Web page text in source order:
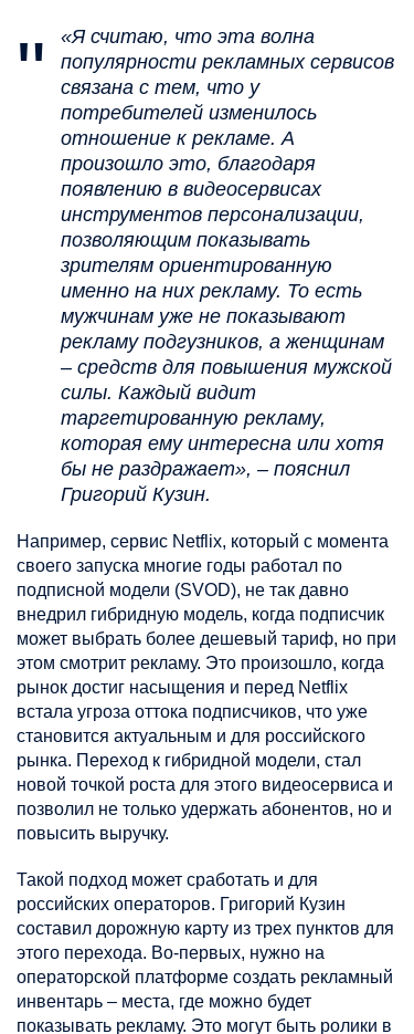
«Я считаю, что эта волна
популярности рекламных сервисов
связана с тем, что у
потребителей изменилось
отношение к рекламе. А
произошло это, благодаря
появлению в видеосервисах
инструментов персонализации,
позволяющим показывать
зрителям ориентированную
именно на них рекламу. То есть
мужчинам уже не показывают
рекламу подгузников, а женщинам
– средств для повышения мужской
силы. Каждый видит
таргетированную рекламу,
которая ему интересна или хотя
бы не раздражает», – пояснил
Григорий Кузин.
Например, сервис Netflix, который с момента
своего запуска многие годы работал по
подписной модели (SVOD), не так давно
внедрил гибридную модель, когда подписчик
может выбрать более дешевый тариф, но при
этом смотрит рекламу. Это произошло, когда
рынок достиг насыщения и перед Netflix
встала угроза оттока подписчиков, что уже
становится актуальным и для российского
рынка. Переход к гибридной модели, стал
новой точкой роста для этого видеосервиса и
позволил не только удержать абонентов, но и
повысить выручку.
Такой подход может сработать и для
российских операторов. Григорий Кузин
составил дорожную карту из трех пунктов для
этого перехода. Во-первых, нужно на
операторской платформе создать рекламный
инвентарь – места, где можно будет
показывать рекламу. Это могут быть ролики в